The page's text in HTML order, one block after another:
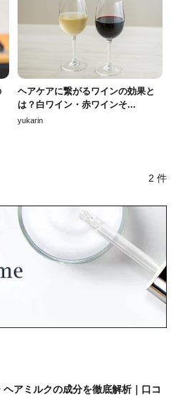
ヘアケアに繋がるワインの効果と
は？白ワイン・赤ワインそ...
yukarin
2 件
ヘアミルクの成分を徹底解析｜口コ